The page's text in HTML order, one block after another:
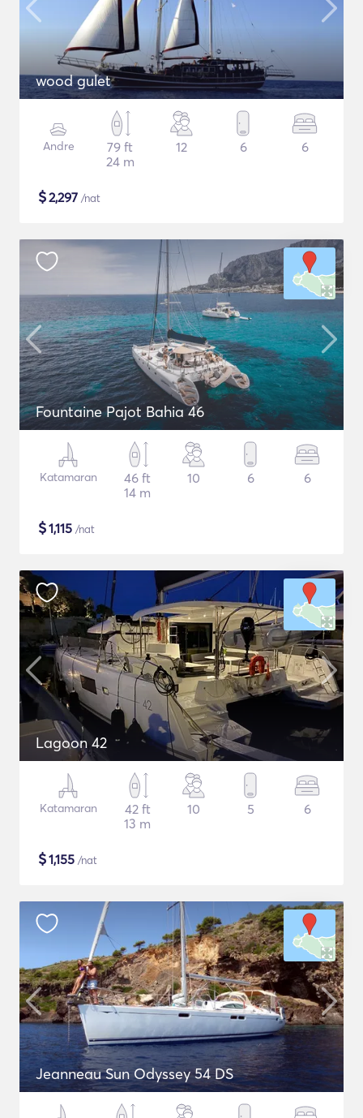
wood gulet
Andre
79 ft
24 m
12 6 6
$2,297 /nat
Fountaine Pajot Bahia 46
Katamaran
46 ft
14 m
10 6 6
$1,115 /nat
Lagoon 42
Katamaran
42 ft
13 m
10 5 6
$1,155 /nat
Jeanneau Sun Odyssey 54 DS